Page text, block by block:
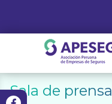
content
APESEG
Sala de prensa